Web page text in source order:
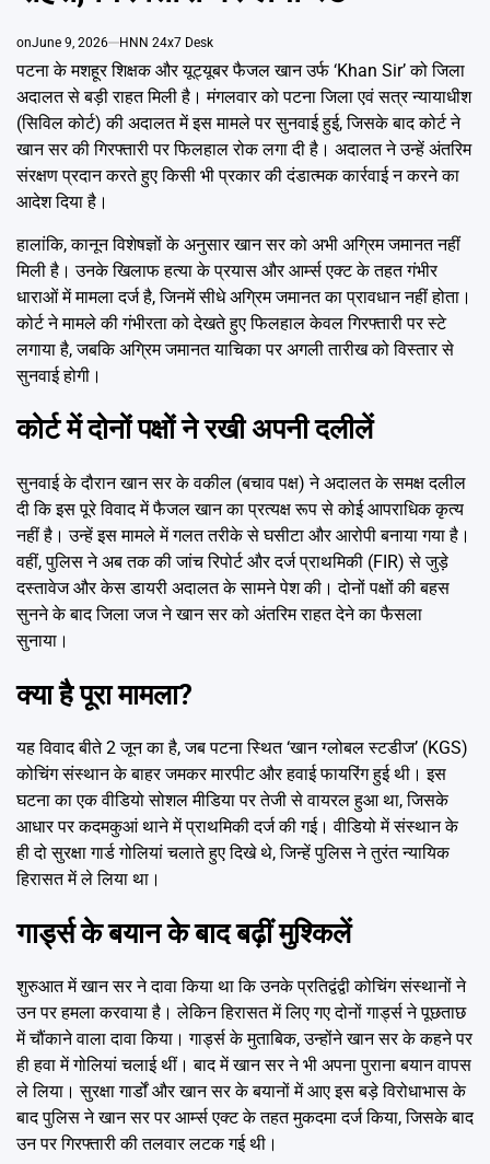
onJune 9, 2026 HNN 24x7 Desk
पटना के मशहूर शिक्षक और यूट्यूबर फैजल खान उर्फ ‘Khan Sir’ को जिला
अदालत से बड़ी राहत मिली है। मंगलवार को पटना जिला एवं सत्र न्यायाधीश
(सिविल कोर्ट) की अदालत में इस मामले पर सुनवाई हुई, जिसके बाद कोर्ट ने
खान सर की गिरफ्तारी पर फिलहाल रोक लगा दी है। अदालत ने उन्हें अंतरिम
संरक्षण प्रदान करते हुए किसी भी प्रकार की दंडात्मक कार्रवाई न करने का
आदेश दिया है।
हालांकि, कानून विशेषज्ञों के अनुसार खान सर को अभी अग्रिम जमानत नहीं
मिली है। उनके खिलाफ हत्या के प्रयास और आर्म्स एक्ट के तहत गंभीर
धाराओं में मामला दर्ज है, जिनमें सीधे अग्रिम जमानत का प्रावधान नहीं होता।
कोर्ट ने मामले की गंभीरता को देखते हुए फिलहाल केवल गिरफ्तारी पर स्टे
लगाया है, जबकि अग्रिम जमानत याचिका पर अगली तारीख को विस्तार से
सुनवाई होगी।
कोर्ट में दोनों पक्षों ने रखी अपनी दलीलें
सुनवाई के दौरान खान सर के वकील (बचाव पक्ष) ने अदालत के समक्ष दलील
दी कि इस पूरे विवाद में फैजल खान का प्रत्यक्ष रूप से कोई आपराधिक कृत्य
नहीं है। उन्हें इस मामले में गलत तरीके से घसीटा और आरोपी बनाया गया है।
वहीं, पुलिस ने अब तक की जांच रिपोर्ट और दर्ज प्राथमिकी (FIR) से जुड़े
दस्तावेज और केस डायरी अदालत के सामने पेश की। दोनों पक्षों की बहस
सुनने के बाद जिला जज ने खान सर को अंतरिम राहत देने का फैसला
सुनाया।
क्या है पूरा मामला?
यह विवाद बीते 2 जून का है, जब पटना स्थित ‘खान ग्लोबल स्टडीज’ (KGS)
कोचिंग संस्थान के बाहर जमकर मारपीट और हवाई फायरिंग हुई थी। इस
घटना का एक वीडियो सोशल मीडिया पर तेजी से वायरल हुआ था, जिसके
आधार पर कदमकुआं थाने में प्राथमिकी दर्ज की गई। वीडियो में संस्थान के
ही दो सुरक्षा गार्ड गोलियां चलाते हुए दिखे थे, जिन्हें पुलिस ने तुरंत न्यायिक
हिरासत में ले लिया था।
गार्ड्स के बयान के बाद बढ़ीं मुश्किलें
शुरुआत में खान सर ने दावा किया था कि उनके प्रतिद्वंद्वी कोचिंग संस्थानों ने
उन पर हमला करवाया है। लेकिन हिरासत में लिए गए दोनों गार्ड्स ने पूछताछ
में चौंकाने वाला दावा किया। गार्ड्स के मुताबिक, उन्होंने खान सर के कहने पर
ही हवा में गोलियां चलाई थीं। बाद में खान सर ने भी अपना पुराना बयान वापस
ले लिया। सुरक्षा गार्डों और खान सर के बयानों में आए इस बड़े विरोधाभास के
बाद पुलिस ने खान सर पर आर्म्स एक्ट के तहत मुकदमा दर्ज किया, जिसके बाद
उन पर गिरफ्तारी की तलवार लटक गई थी।